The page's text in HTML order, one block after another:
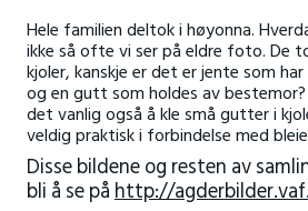
Hele familien deltok i høyonna.
ikke så ofte vi ser på eldre foto. De
kjoler, kanskje er det er jente som
og en gutt som holdes av
det vanlig også å kle små gutter i
veldig praktisk i forbindelse med
Disse bildene og resten av
bli å se påhttp://